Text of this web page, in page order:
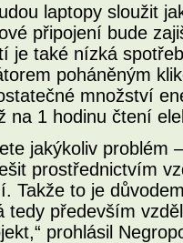
laptopy sloužit
připojení bude
je také nízká
poháněným
množství
na 1 hodinu čtení
jakýkoliv problém
prostřednictvím
Takže to je
tedy především
prohlásil